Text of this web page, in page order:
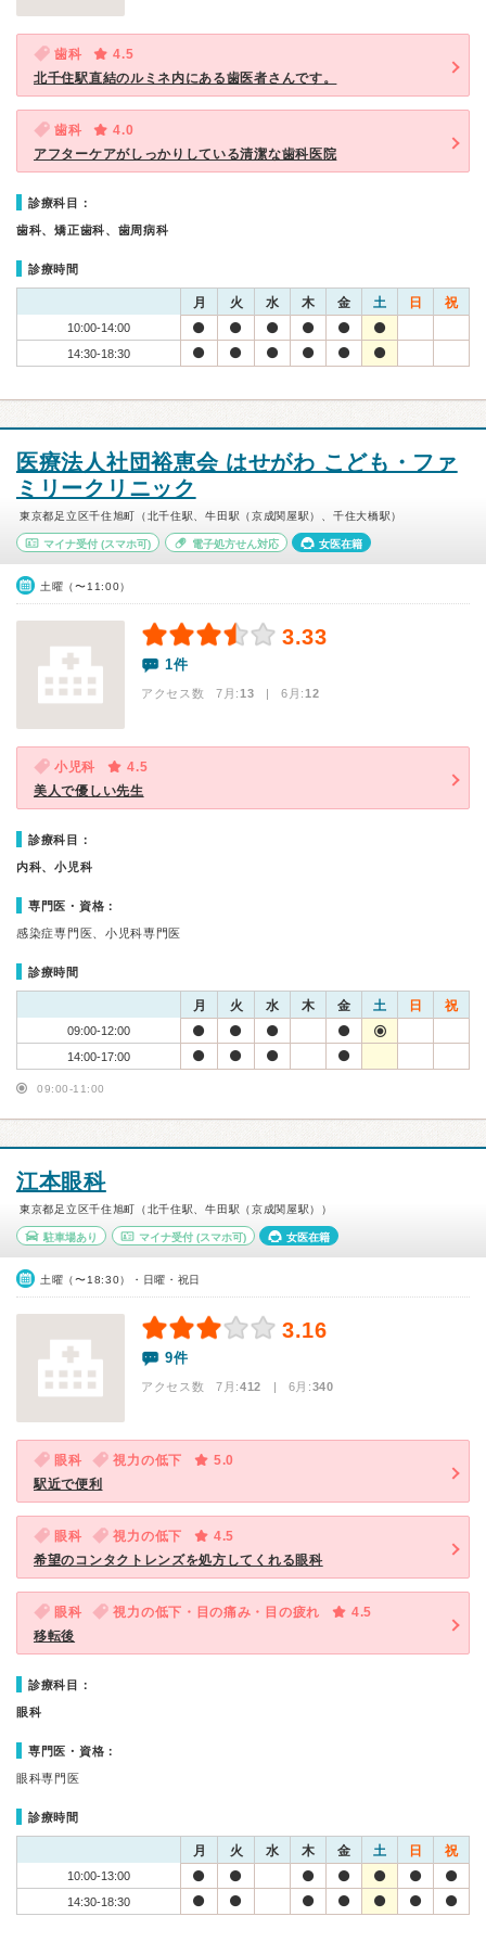
歯科
4.5
北千住駅直結のルミネ内にある歯医者さんです。
歯科
4.0
アフターケアがしっかりしている清潔な歯科医院
診療科目：
歯科、矯正歯科、歯周病科
診療時間
月 火 水 木 金 土 日 祝
10:00-14:00
14:30-18:30
医療法人社団裕恵会 はせがわ こども・ファ
ミリークリニック
東京都足立区千住旭町（北千住駅、牛田駅（京成関屋駅）、千住大橋駅）
マイナ受付 (スマホ可) 電子処方せん対応 女医在籍
土曜（〜11:00）
3.33
1件
アクセス数 7月:13 | 6月:12
小児科
4.5
美人で優しい先生
診療科目：
内科、小児科
専門医・資格：
感染症専門医、小児科専門医
診療時間
月 火 水 木 金 土 日 祝
09:00-12:00
14:00-17:00
09:00-11:00
江本眼科
東京都足立区千住旭町（北千住駅、牛田駅（京成関屋駅））
駐車場あり マイナ受付(スマホ可) 女医在籍
土曜（〜18:30）・日曜・祝日
3.16
9件
アクセス数 7月:412 | 6月:340
眼科 視力の低下
5.0
駅近で便利
眼科 視力の低下
4.5
希望のコンタクトレンズを処方してくれる眼科
眼科 視力の低下・目の痛み・目の疲れ
4.5
移転後
診療科目：
眼科
専門医・資格：
眼科専門医
診療時間
月 火 水 木 金 土 日 祝
10:00-13:00
14:30-18:30